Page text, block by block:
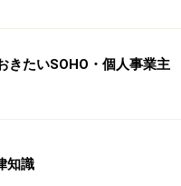
きたいSOHO・個人事業主
知識